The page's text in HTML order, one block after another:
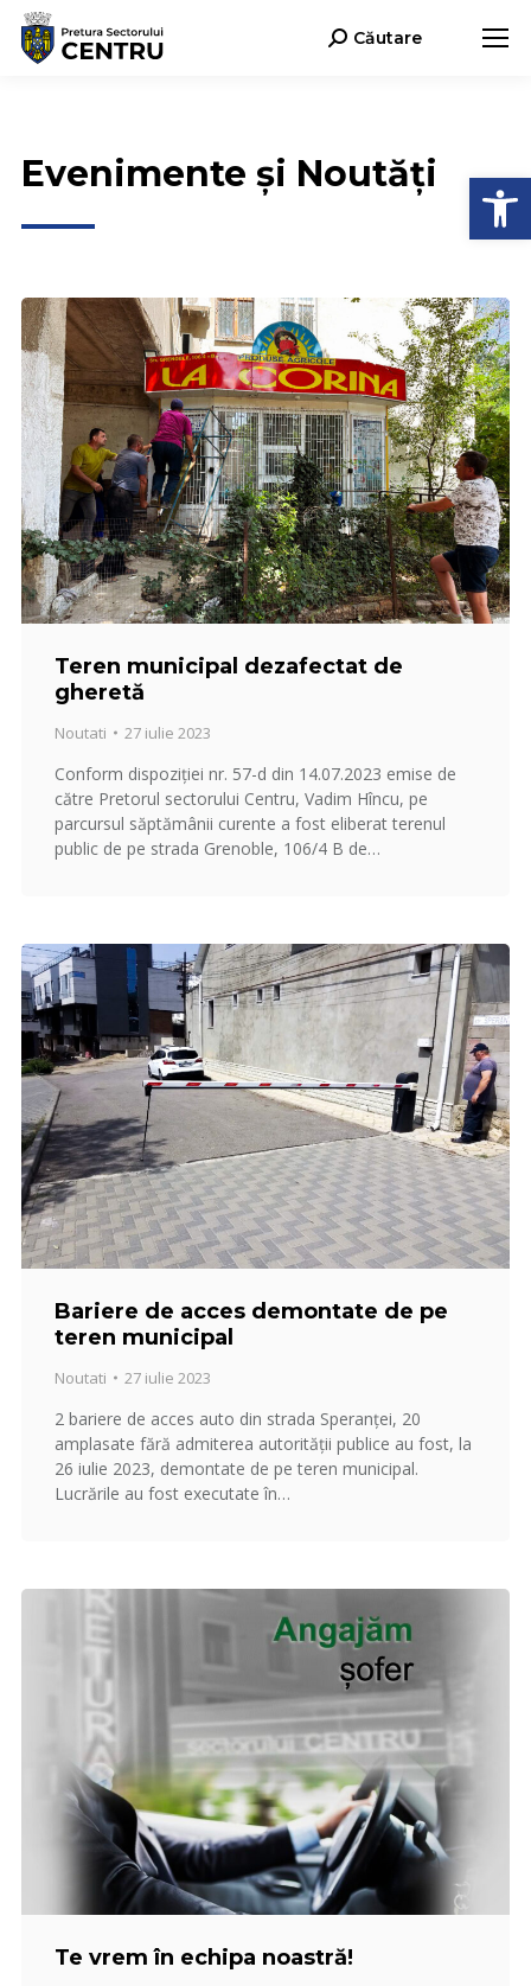
Search:Căutare
Evenimente și Noutăți
Teren municipal dezafectat de
gheretă
Noutati 27 iulie 2023
Conform dispoziției nr. 57-d din 14.07.2023 emise de
către Pretorul sectorului Centru, Vadim Hîncu, pe
parcursul săptămânii curente a fost eliberat terenul
public de pe strada Grenoble, 106/4 B de…
Bariere de acces demontate de pe
teren municipal
Noutati 27 iulie 2023
2 bariere de acces auto din strada Speranței, 20
amplasate fără admiterea autorității publice au fost, la
26 iulie 2023, demontate de pe teren municipal.
Lucrările au fost executate în…
Te vrem în echipa noastră!